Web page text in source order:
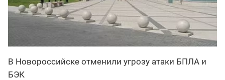
В Новороссийске отменили угрозу атаки БПЛА и
БЭК